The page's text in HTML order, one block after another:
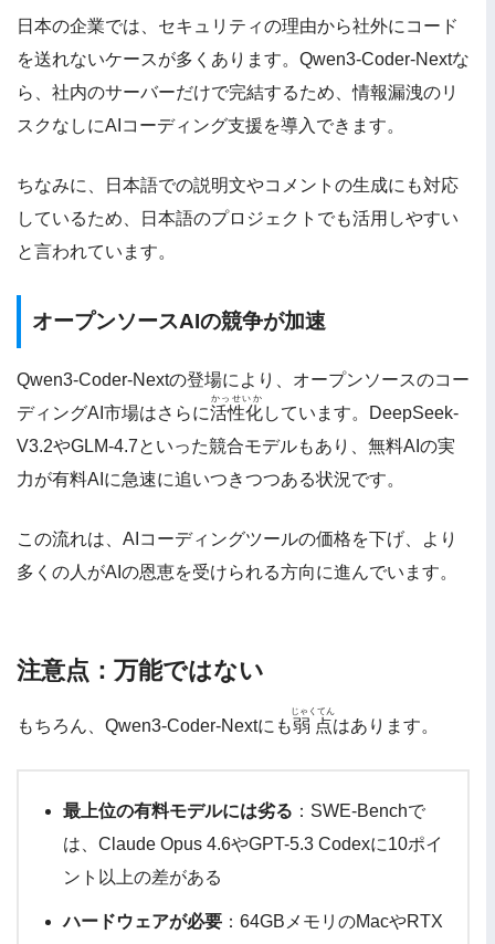
日本の企業では、セキュリティの理由から社外にコード
を送れないケースが多くあります。Qwen3-Coder-Nextな
ら、社内のサーバーだけで完結するため、情報漏洩のリ
スクなしにAIコーディング支援を導入できます。
ちなみに、日本語での説明文やコメントの生成にも対応
しているため、日本語のプロジェクトでも活用しやすい
と言われています。
オープンソースAIの競争が加速
Qwen3-Coder-Nextの登場により、オープンソースのコー
ディングAI市場はさらに活性化
かっせいか
しています。DeepSeek-
V3.2やGLM-4.7といった競合モデルもあり、無料AIの実
力が有料AIに急速に追いつきつつある状況です。
この流れは、AIコーディングツールの価格を下げ、より
多くの人がAIの恩恵を受けられる方向に進んでいます。
注意点：万能ではない
もちろん、Qwen3-Coder-Nextにも弱点
じゃくてん
はあります。
最上位の有料モデルには劣る ：SWE-Benchで
は、Claude Opus 4.6やGPT-5.3 Codexに10ポイ
ント以上の差がある
ハードウェアが必要 ：64GBメモリのMacやRTX